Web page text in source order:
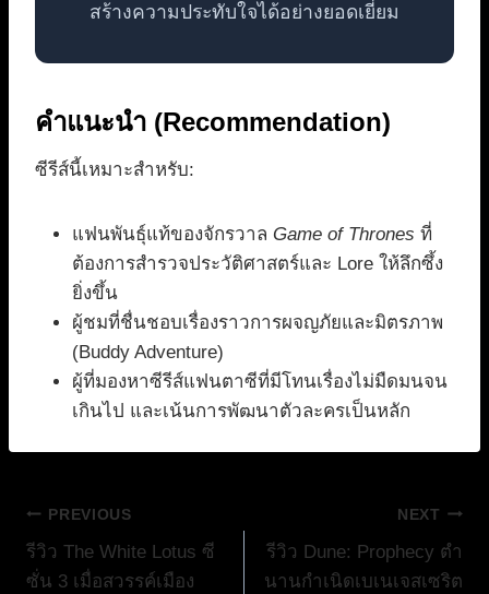
สร้างความประทับใจได้อย่างยอดเยี่ยม
คำแนะนำ (Recommendation)
ซีรีส์นี้เหมาะสำหรับ:
แฟนพันธุ์แท้ของจักรวาล Game of Thrones ที่
ต้องการสำรวจประวัติศาสตร์และ Lore ให้ลึกซึ้ง
ยิ่งขึ้น
ผู้ชมที่ชื่นชอบเรื่องราวการผจญภัยและมิตรภาพ
(Buddy Adventure)
ผู้ที่มองหาซีรีส์แฟนตาซีที่มีโทนเรื่องไม่มืดมนจน
เกินไป และเน้นการพัฒนาตัวละครเป็นหลัก
แนะแนว
เรื่อง
PREVIOUS
รีวิว The White Lotus ซี
ซั่น 3 เมื่อสวรรค์เมือง
NEXT
รีวิว Dune: Prophecy ตำ
นานกำเนิดเบเนเจสเซริต